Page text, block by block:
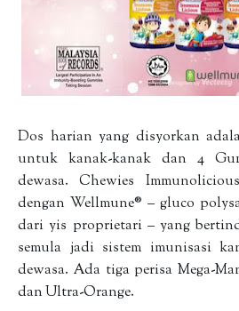
Dos harian yang disyorkan
untuk kanak-kanak dan 4
dewasa. Chewies
dengan Wellmune® – gluco
dari yis proprietari – yang
semula jadi sistem imunisasi
dewasa. Ada tiga perisa Mega-
dan Ultra-Orange.